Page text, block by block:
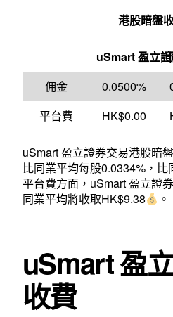
港股暗盤
uSmart 盈立
佣金
0.0500%
平台費
HK$0.00
uSmart 盈立證券交易港股暗
比同業平均每股0.0334%，
平台費方面，uSmart 盈立證
同業平均將收取HK$9.38
。
uSmart 盈
收費